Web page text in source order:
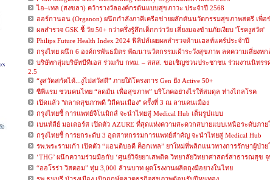
ไอ–เทล (สงขลา) คว้ารางวัลองค์กรต้นแบบสุขภาวะ ประจำปี 2568
ออร์กานอน (Organon) ผนึกกำลังภาคีเครือข่ายผลักดันนวัตกรรมสุขภาพสตรี เพื่อ
ผลสำรวจ GSK ชี้ วัย 50+ กว่าครึ่งรู้สึกเด็กกว่าวัย เสี่ยงมองข้ามภัยเงียบ 'โรคงูสวัด'
Philips Future Health Index 2024 ฟิลิปส์เผยผลสำรวจด้านเฮลท์แคร์ประจำปี
กรุงไทย ผนึก 6 องค์กรพันธมิตร พัฒนานวัตกรรมเฝ้าระวังสุขภาพ ลดความเสี่ยงห
บริษัทกลุ่มบริษัทบีทีเอส ร่วมกับ กทม. – สสส. ขอเชิญชวนประชาชน ร่วมงานนิทรรศ
2.5
“งูสวัดสกัดได้...งูไม่สวัสดี” ภายใต้โครงการ Gen ยัง Active 50+
ซีพีแรม ชวนคนไทย “ลดมัน เพื่อสุขภาพ” บริโภคอย่างไรให้สมดุล ห่างไกลโรค
เปิดแล้ว "ตลาดสุขภาพดี วิถีคนเมือง" ครั้งที่ 3 ณ ลานคนเมือง
กรุงไทยชี้ การแพทย์จีโนมิกส์ จะนำไทยสู่ Medical Hub เต็มรูปแบบ
เบนท์ลีย์ มอเตอร์ส เปิดตัว AZURE ที่สุดแห่งความสะดวกสบายแบบเหนือระดับภาย
กรุงไทยชี้ การยกระดับ 3 อุตสาหกรรมการแพทย์สำคัญ จะนำไทยสู่ Medical Hub
รพ.พระรามเก้า เปิดตัว “แอนติบอดี ค็อกเทล” ยาใหม่ที่พลิกแนวทางการรักษาผู้ป่วย
‘THG’ ผนึกความร่วมมือกับ ‘ศูนย์วิจัยยาเสพติด วิทยาลัยวิทยาศาสตร์สาธารณสุข จุ
“ออโรร่า วิสดอม” ทุ่ม 3,000 ล้านบาท ผุดโรงงานผลิตถุงมือยางในไทย